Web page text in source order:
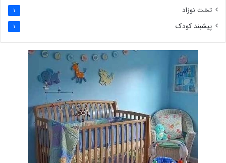
تخت نوزاد 1
پیشبند کودک 1